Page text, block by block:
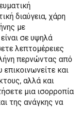
διαύγεια, χάρη
με
σε υψηλά
λεπτομέρειες
περνώντας από
και
αλλά και
μια ισορροπία
της ανάγκης να